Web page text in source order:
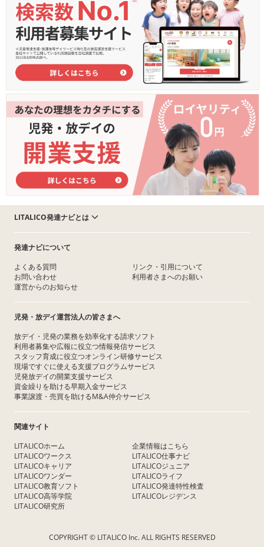
LITALICO発達ナビとは
発達ナビについて
よくある質問
お問い合わせ
運営からのお知らせ
リンク・引用について
利用者さまへのお願い
児発・放デイ運営法人の皆さまへ
放デイ・児発の業務を効率化する請求ソフト
利用者募集や広報に役立つ情報発信サービス
スタッフ育成に役立つオンライン研修サービス
現場ですぐに使える支援プログラムサービス
児発放デイの開業支援サービス
資金繰りを助ける早期入金サービス
事業譲渡・売買を助けるM&A仲介サービス
関連サイト
LITALICOホーム
LITALICOワークス
LITALICOキャリア
LITALICOワンダー
LITALICO教育ソフト
LITALICO高等学院
LITALICO研究所
企業情報はこちら
LITALICO仕事ナビ
LITALICOジュニア
LITALICOライフ
LITALICO発達特性検査
LITALICOレジデンス
COPYRIGHT © LITALICO Inc. ALL RIGHTS RESERVED